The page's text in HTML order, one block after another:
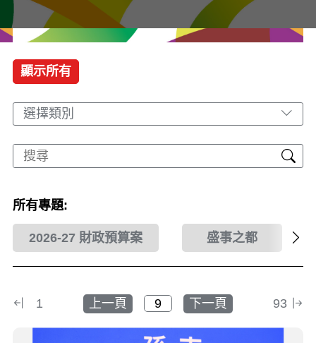
顯示所有
選擇類別
所有專題:
2026-27 財政預算案 盛事之都
1 上一頁 下一頁 93